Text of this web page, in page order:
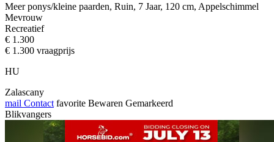
Meer ponys/kleine paarden, Ruin, 7 Jaar, 120 cm, Appelschimmel
Mevrouw
Recreatief
€ 1.300
€ 1.300 vraagprijs
HU
Zalascany
mail Contact favorite Bewaren Gemarkeerd
Blikvangers